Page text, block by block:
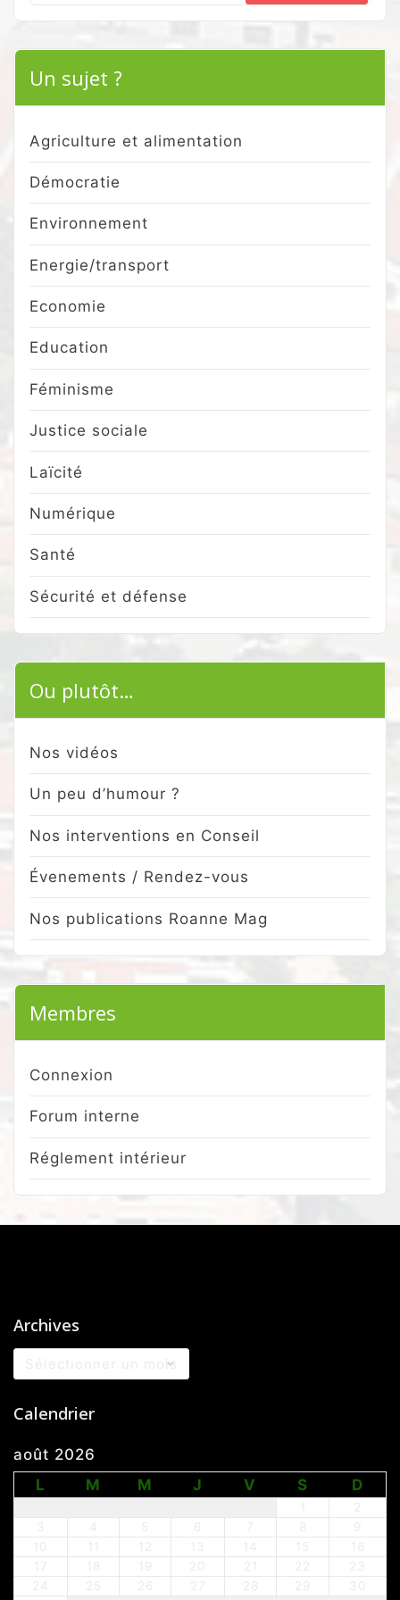
Un sujet ?
Agriculture et alimentation
Démocratie
Environnement
Energie/transport
Economie
Education
Féminisme
Justice sociale
Laïcité
Numérique
Santé
Sécurité et défense
Ou plutôt…
Nos vidéos
Un peu d’humour ?
Nos interventions en Conseil
Évenements / Rendez-vous
Nos publications Roanne Mag
Membres
Connexion
Forum interne
Réglement intérieur
Archives
Calendrier
août 2026
L
M M J V S D